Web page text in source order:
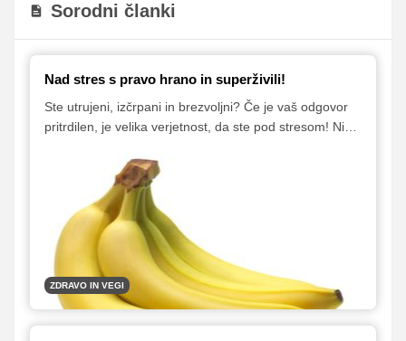
Sorodni članki
Nad stres s pravo hrano in superživili!
Ste utrujeni, izčrpani in brezvoljni? Če je vaš odgovor
pritrdilen, je velika verjetnost, da ste pod stresom! Nič
s stresom, saj lahko dolgoročen stres oslabi imunski
sistem in odpre vrata mnogim boleznim.
ZDRAVO IN VEGI